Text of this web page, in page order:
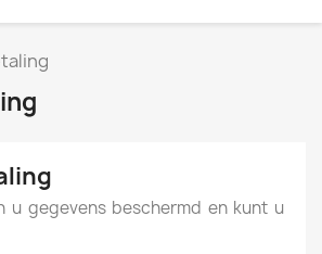
u gegevens beschermd en kunt u